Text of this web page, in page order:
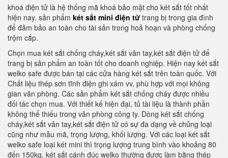
khoá điện tử là hệ thống mã khoá bảo mật cho két sắt tốt nhất
hiện nay. sản phẩm két sắt mini điện tử trang bị trong gia đình
để đảm bảo an toàn cho tài sản trong hoả hoạn và phòng chống
trộm cắp.
Chọn mua két sắt chống cháy,két sắt vân tay,két sắt điện tử để
trang bị sản phẩm an toàn tốt cho doanh nghiệp. Hiện nay két sắt
welko safe được bán tại các cửa hàng két sắt trên toàn quốc. Với
Chất liệu thép sơn tĩnh điện ghi xám vv, phù hợp với mọi không
gian văn phòng. Các sản phẩm két sắt chống cháy được nhiều
đối tác chọn mua. Với thiết kế hiện đại, tủ tài liệu là thành phần
không thể thiếu trong văn phòng công ty. Dòng két sắt chống
cháy,két sắt vân tay,két sắt điện tử có sự đa dạng về chủng loại
cũng như mẫu mã, trọng lượng, khối lượng. Với các loại két sắt
welko safe loại két mini thì trọng lượng trung bình vào khoảng 80
đến 150kg. két sắt cánh đúc welko thường được làm bằng thép